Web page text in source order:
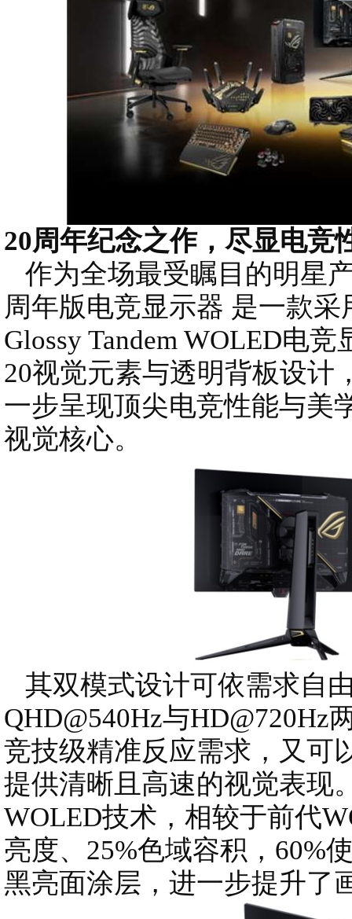
20周年纪念之作，尽显电竞
作为全场最受瞩目的明星
周年版电竞显示器 是一款采
Glossy Tandem WOLED电
20视觉元素与透明背板设计
一步呈现顶尖电竞性能与美
视觉核心。
其双模式设计可依需求自
QHD@540Hz与HD@720Hz
竞技级精准反应需求，又可
提供清晰且高速的视觉表现
WOLED技术，相较于前代
亮度、25%色域容积，60%
黑亮面涂层，进一步提升了